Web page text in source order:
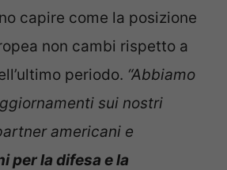
capire come la posizione
non cambi rispetto a
periodo. “Abbiamo
sui nostri
americani e
per la difesa e la